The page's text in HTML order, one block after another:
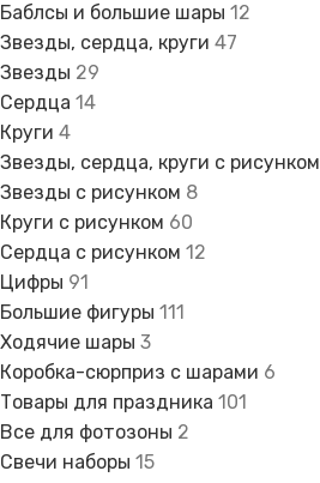
Баблсы и большие шары 12
Звезды, сердца, круги 47
Звезды 29
Сердца 14
Круги 4
Звезды, сердца, круги с рисунком
Звезды с рисунком 8
Круги с рисунком 60
Сердца с рисунком 12
Цифры 91
Большие фигуры 111
Ходячие шары 3
Коробка-сюрприз с шарами 6
Товары для праздника 101
Все для фотозоны 2
Свечи наборы 15